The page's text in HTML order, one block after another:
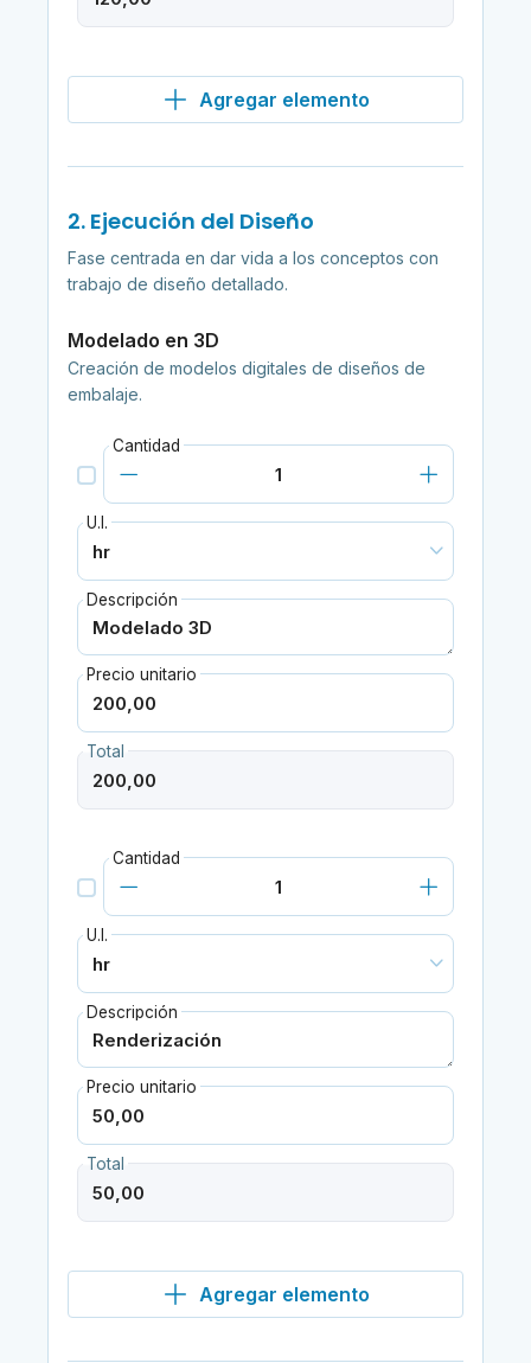
Agregar elemento
2. Ejecución del Diseño
Fase centrada en dar vida a los conceptos con
trabajo de diseño detallado.
Modelado en 3D
Creación de modelos digitales de diseños de
embalaje.
Cantidad
U.I.
Descripción
Precio unitario
Total
Cantidad
U.I.
Descripción
Precio unitario
Total
Agregar elemento